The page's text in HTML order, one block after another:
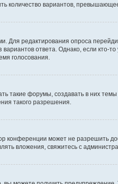
количество вариантов,
Для редактирования опроса
ответа. Однако, если кто-
голосования.
форумы, создавать в них
такого разрешения.
конференции может не разрешить
вложения, свяжитесь с